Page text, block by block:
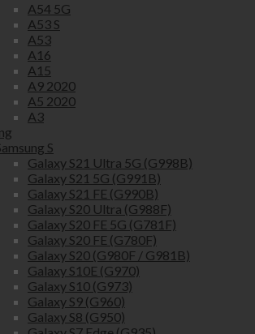
A54 5G
A53 S
A53
A16
A15
A9 2020
A5 2020
A3
S
Galaxy S21 Ultra 5G (G998B)
Galaxy S21 5G (G991B)
Galaxy S21 FE (G990B)
Galaxy S20 Ultra (G988F)
Galaxy S20 FE 5G (G781F)
Galaxy S20 FE (G780F)
Galaxy S20 (G980F / G981B)
Galaxy S10E (G970)
Galaxy S10 (G973)
Galaxy S9 (G960)
Galaxy S8 (G950)